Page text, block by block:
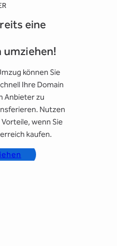
eine
können Sie
Ihre Domain
Anbieter zu
Nutzen
wenn Sie
kaufen.